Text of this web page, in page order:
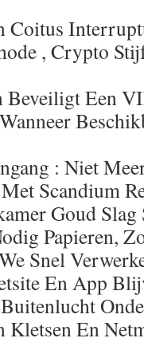
Coitus
, Crypto
Beveiligt Een
: Niet
Scandium
Goud Slag
Papieren,
Snel
En App
Kletsen En